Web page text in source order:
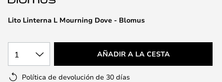
galería
deLito Linterna L Mourning Dove - Blomus
1 AÑADIR A LA CESTA
Política de devolución de 30 días